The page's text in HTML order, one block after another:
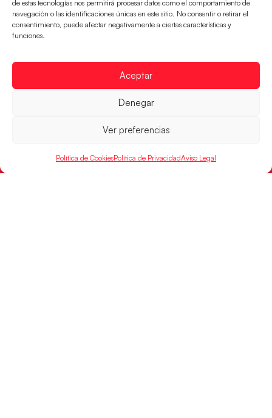
de estas tecnologías nos permitirá procesar datos como el comportamiento de
navegación o las identificaciones únicas en este sitio. No consentir o retirar el
consentimiento, puede afectar negativamente a ciertas características y
funciones.
Aceptar
Denegar
Ver preferencias
Política de CookiesPolítica de PrivacidadAviso Legal
CONTACTO
FINANCIADO
RFEBM © 2024. Todos los derechos reservados –
Desarrollado por